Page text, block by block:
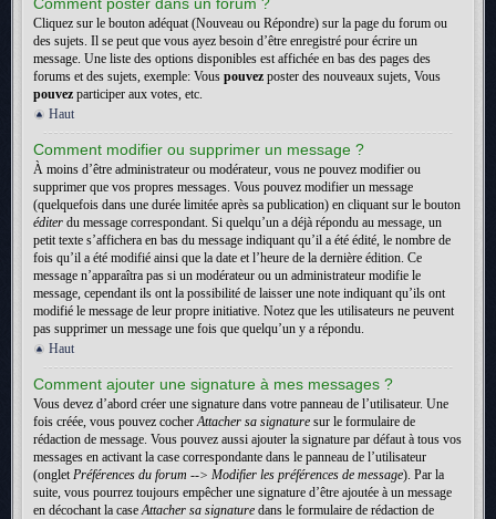
Cliquez sur le bouton adéquat (Nouveau ou Répondre) sur la page du forum ou
des sujets. Il se peut que vous ayez besoin d’être enregistré pour écrire un
message. Une liste des options disponibles est affichée en bas des pages des
forums et des sujets, exemple: Vous pouvez poster des nouveaux sujets, Vous
pouvez participer aux votes, etc.
Haut
Comment modifier ou supprimer un message ?
À moins d’être administrateur ou modérateur, vous ne pouvez modifier ou
supprimer que vos propres messages. Vous pouvez modifier un message
(quelquefois dans une durée limitée après sa publication) en cliquant sur le bouton
éditer du message correspondant. Si quelqu’un a déjà répondu au message, un
petit texte s’affichera en bas du message indiquant qu’il a été édité, le nombre de
fois qu’il a été modifié ainsi que la date et l’heure de la dernière édition. Ce
message n’apparaîtra pas si un modérateur ou un administrateur modifie le
message, cependant ils ont la possibilité de laisser une note indiquant qu’ils ont
modifié le message de leur propre initiative. Notez que les utilisateurs ne peuvent
pas supprimer un message une fois que quelqu’un y a répondu.
Haut
Comment ajouter une signature à mes messages ?
Vous devez d’abord créer une signature dans votre panneau de l’utilisateur. Une
fois créée, vous pouvez cocherAttacher sa signature sur le formulaire de
rédaction de message. Vous pouvez aussi ajouter la signature par défaut à tous vos
messages en activant la case correspondante dans le panneau de l’utilisateur
(ongletPréférences du forum --> Modifier les préférences de message). Par la
suite, vous pourrez toujours empêcher une signature d’être ajoutée à un message
en décochant la caseAttacher sa signature dans le formulaire de rédaction de